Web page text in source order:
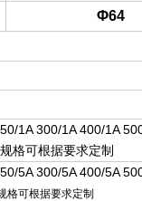
Φ64
1A 300/1A 400/1A
格可根据要求定制
5A 300/5A 400/5A
格可根据要求定制